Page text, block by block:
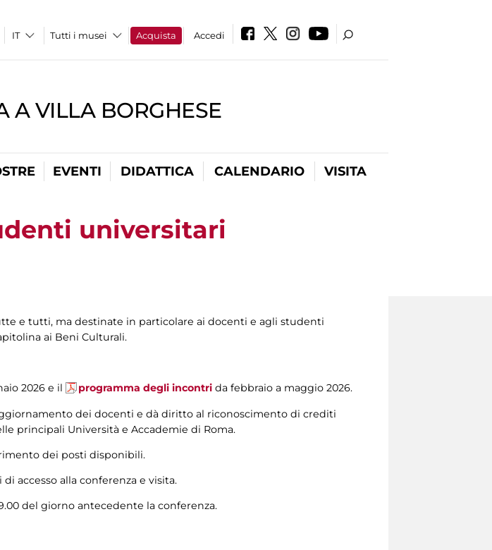
Tutti i musei Acquista Accedi
A VILLA BORGHESE
EVENTI DIDATTICA CALENDARIO VISITA
universitari
e tutti, ma destinate in particolare ai docenti e agli studenti
ai Beni Culturali.
2026 e il programma degli incontri da febbraio a maggio 2026.
dei docenti e dà diritto al riconoscimento di crediti
principali Università e Accademie di Roma.
dei posti disponibili.
accesso alla conferenza e visita.
del giorno antecedente la conferenza.